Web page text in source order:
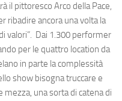
il pittoresco Arco della Pace,
ribadire ancora una volta la
valori”. Dai 1.300 performer
per le quattro location da
in parte la complessità
show bisogna truccare e
una sorta di catena di